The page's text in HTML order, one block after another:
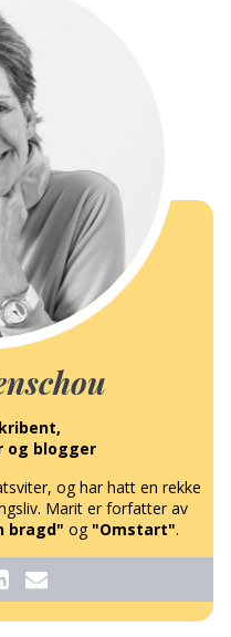
og blogger
og har hatt en rekke
Marit er forfatter av
bragd" og "Omstart".